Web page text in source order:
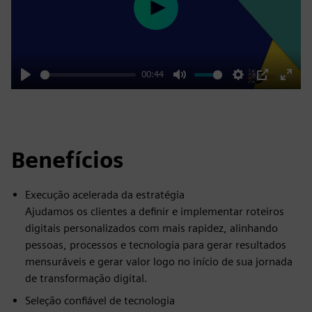
Play
00:44
Mute Settings
PIP
Enter
Play
Benefícios
Execução acelerada da estratégia
Ajudamos os clientes a definir e implementar roteiros
digitais personalizados com mais rapidez, alinhando
pessoas, processos e tecnologia para gerar resultados
mensuráveis e gerar valor logo no início de sua jornada
de transformação digital.
Seleção confiável de tecnologia